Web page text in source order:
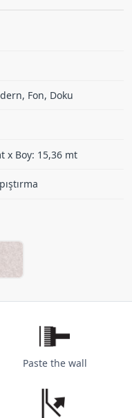
Fon, Doku
x Boy: 15,36 mt
Paste the wall